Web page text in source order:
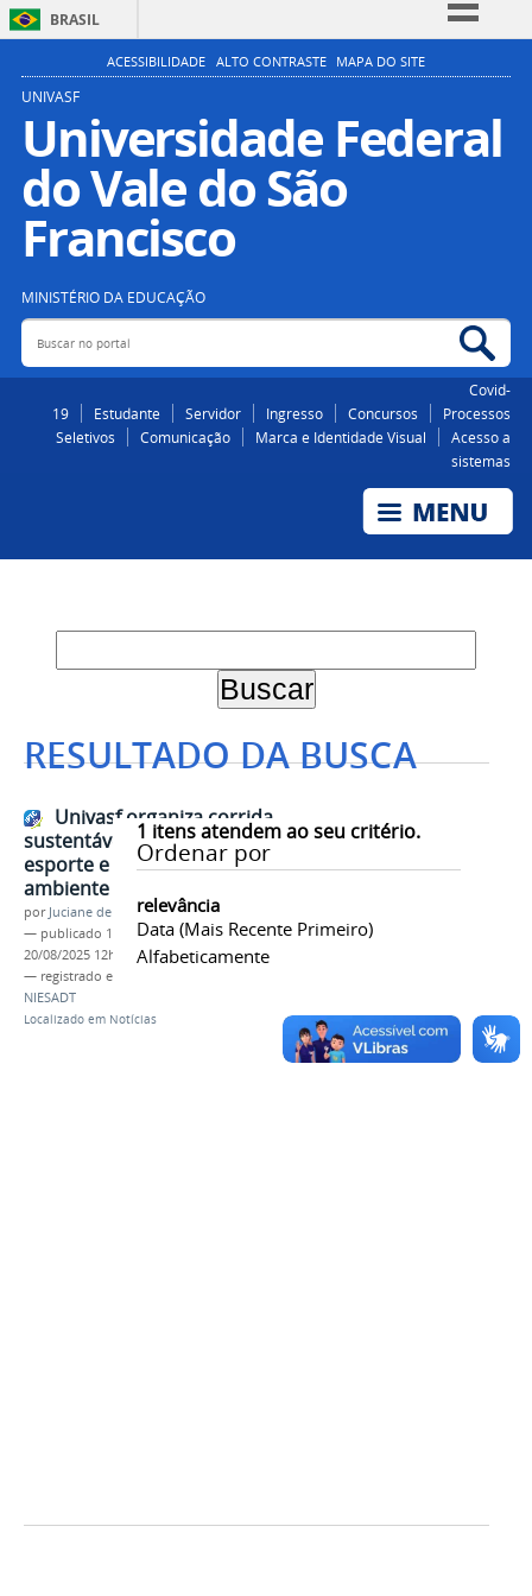
BRASIL
Simplifique!
Participe
Acesso à informação
Legislação
ACESSIBILIDADE ALTO CONTRASTE MAPA DO SITE
UNIVASF
Universidade Federal
do Vale do São
Francisco
MINISTÉRIO DA EDUCAÇÃO
Buscar no portal
Covid-
19
Estudante Servidor Ingresso Concursos
Processos
Seletivos
Comunicação Marca e Identidade Visual
Acesso a
sistemas
RESULTADO DA BUSCA
1 itens atendem ao seu critério.
Ordenar por
relevância
Data (mais Recente Primeiro)
Alfabeticamente
Univasf organiza corrida
sustentável para incentivar
esporte e cuidado com o meio
ambiente
por Juciane de Jesus Aleixo
— publicado 18/08/2025 —última modificação
20/08/2025 12h12
— registrado em:
NIESADT
Localizado em Notícias